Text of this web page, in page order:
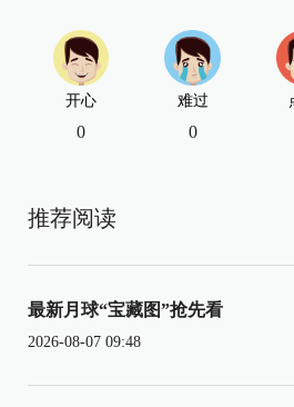
开心
0
难过
0
推荐阅读
最新月球“宝藏图”抢先看
2026-08-07 09:48